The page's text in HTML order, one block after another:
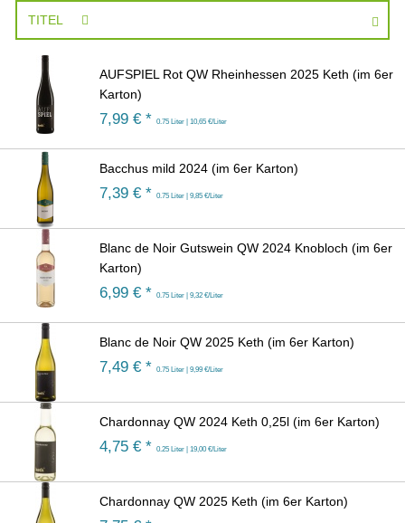
TITEL
AUFSPIEL Rot QW Rheinhessen 2025 Keth (im 6er
Karton)
7,99 € * 0.75 Liter | 10,65 €/Liter
Bacchus mild 2024 (im 6er Karton)
7,39 € * 0.75 Liter | 9,85 €/Liter
Blanc de Noir Gutswein QW 2024 Knobloch (im 6er
Karton)
6,99 € * 0.75 Liter | 9,32 €/Liter
Blanc de Noir QW 2025 Keth (im 6er Karton)
7,49 € * 0.75 Liter | 9,99 €/Liter
Chardonnay QW 2024 Keth 0,25l (im 6er Karton)
4,75 € * 0.25 Liter | 19,00 €/Liter
Chardonnay QW 2025 Keth (im 6er Karton)